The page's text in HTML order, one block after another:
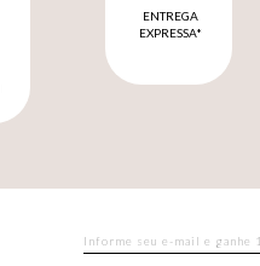
ENTREGA
EXPRESSA*